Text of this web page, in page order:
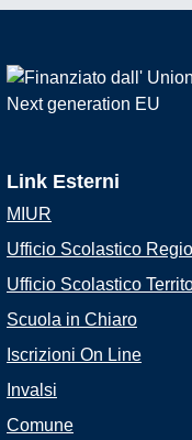
Link Esterni
MIUR
Ufficio Scolastico
Ufficio Scolastico
Scuola in Chiaro
Iscrizioni On Line
Invalsi
Comune